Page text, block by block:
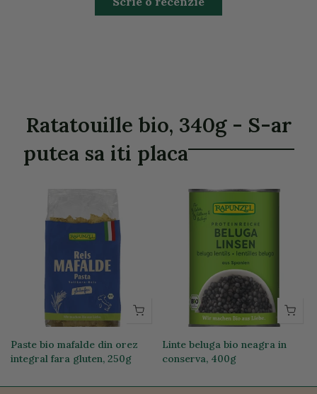
Ratatouille bio, 340g - S-ar
putea sa iti placa
Paste bio mafalde din orez
integral fara gluten, 250g
Linte beluga bio neagra in
conserva, 400g